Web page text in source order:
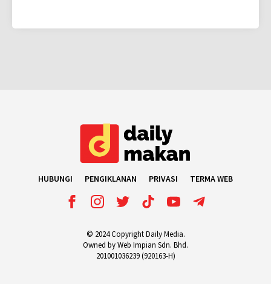
HUBUNGI PENGIKLANAN PRIVASI TERMA WEB
© 2024 Copyright Daily Media.
Owned by Web Impian Sdn. Bhd.
201001036239 (920163-H)